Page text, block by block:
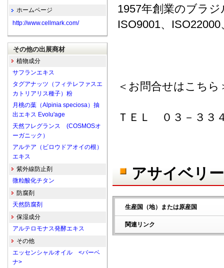
1957年創業のブラ
ISO9001、
＜お問合せはこちら
ＴＥＬ ０３－３３
アサイベリ
生産国（地）または原産国
関連リンク
ホームページ
http://www.cellmark.com/
その他の出展商材
植物成分
サフランエキス
タグアナッツ（フィテレファスエ
カトリアリス種子）粉
月桃の葉（Alpinia speciosa）抽
出エキス Evolu'age
天然フレグランス (COSMOSオ
ーガニック）
アルテア（ビロウドアオイの根）
エキス
紫外線防止剤
微粒酸化チタン
防腐剤
天然防腐剤
保湿成分
アルテロモナス発酵エキス
その他
エッセンシャルオイル <バーベ
ナ>